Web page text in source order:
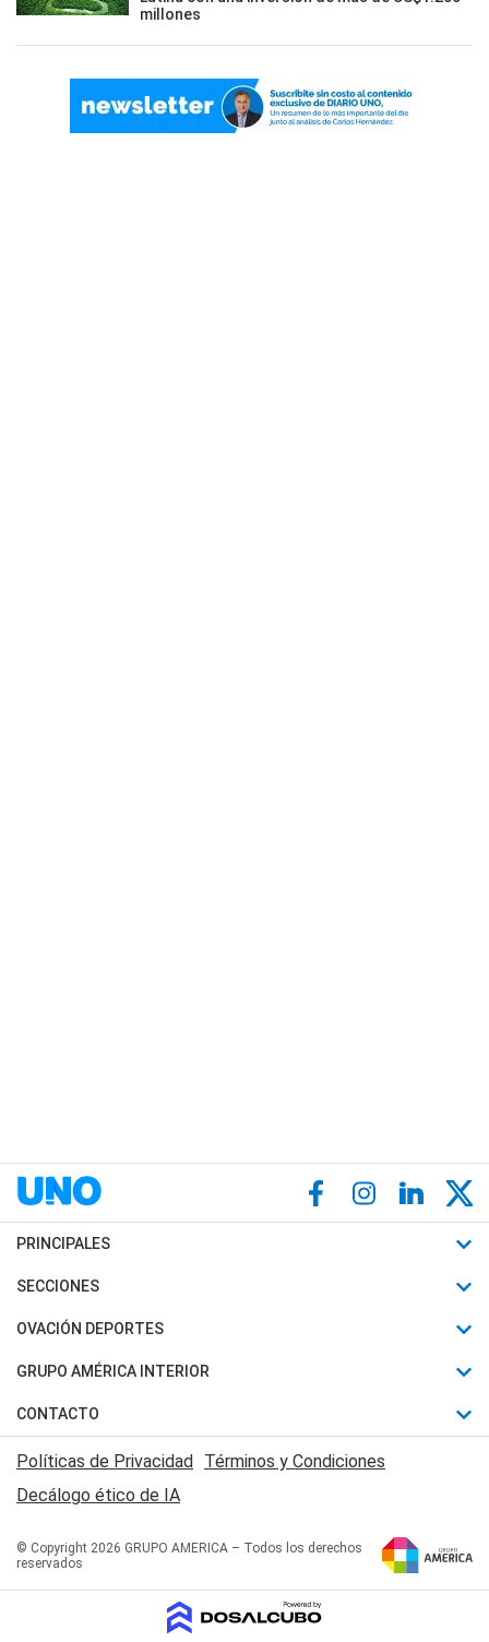
millones
PRINCIPALES
Últimas Noticias
Política
Judiciales
Economia
SECCIONES
Horóscopo
Motores
Trucos caseros
Series y Películas
Edictos y Solicitadas
OVACIÓN DEPORTES
Fútbol
Mundial
Automovilismo
Rugby
Básquet
GRUPO AMÉRICA INTERIOR
Canal 7 en Vivo
San Juan 8
CONTACTO
Acerca de Nosotros
Contactanos
Políticas de Privacidad Términos y Condiciones
Decálogo ético de IA
© Copyright 2026 GRUPO AMERICA – Todos los derechos
reservados